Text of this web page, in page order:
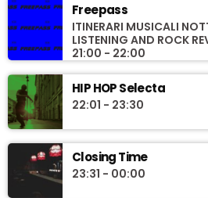
Freepass
ITINERARI MUSICALI
LISTENING AND ROCK
21:00 - 22:00
HIP HOP Selecta
22:01 - 23:30
Closing Time
23:31 - 00:00